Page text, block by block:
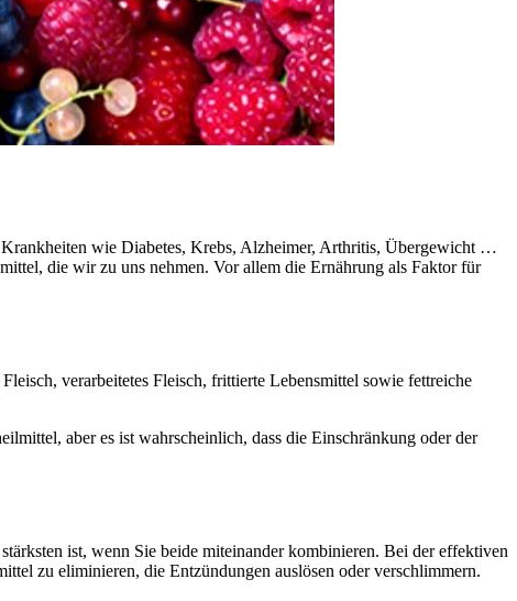
Krankheiten wie Diabetes, Krebs, Alzheimer, Arthritis, Übergewicht …
die wir zu uns nehmen. Vor allem die Ernährung als Faktor für
verarbeitetes Fleisch, frittierte Lebensmittel sowie fettreiche
aber es ist wahrscheinlich, dass die Einschränkung oder der
ist, wenn Sie beide miteinander kombinieren. Bei der effektiven
zu eliminieren, die Entzündungen auslösen oder verschlimmern.